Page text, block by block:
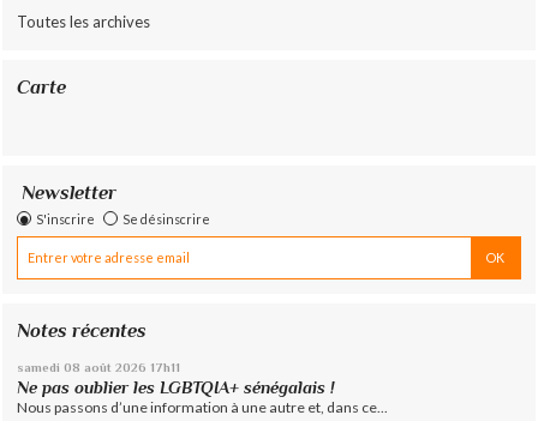
Toutes les archives
Carte
Newsletter
S'inscrire Se désinscrire
Notes récentes
samedi 08 août 2026 17h11
Ne pas oublier les LGBTQIA+ sénégalais !
Nous passons d’une information à une autre et, dans ce...